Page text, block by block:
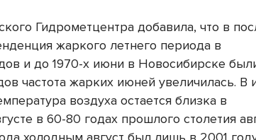
Гидрометцентра добавила, что в
жаркого летнего периода в
и до 1970-х июни в Новосибирске
частота жарких июней увеличилась. В
воздуха остается близка в
в 60-80 годах прошлого столетия